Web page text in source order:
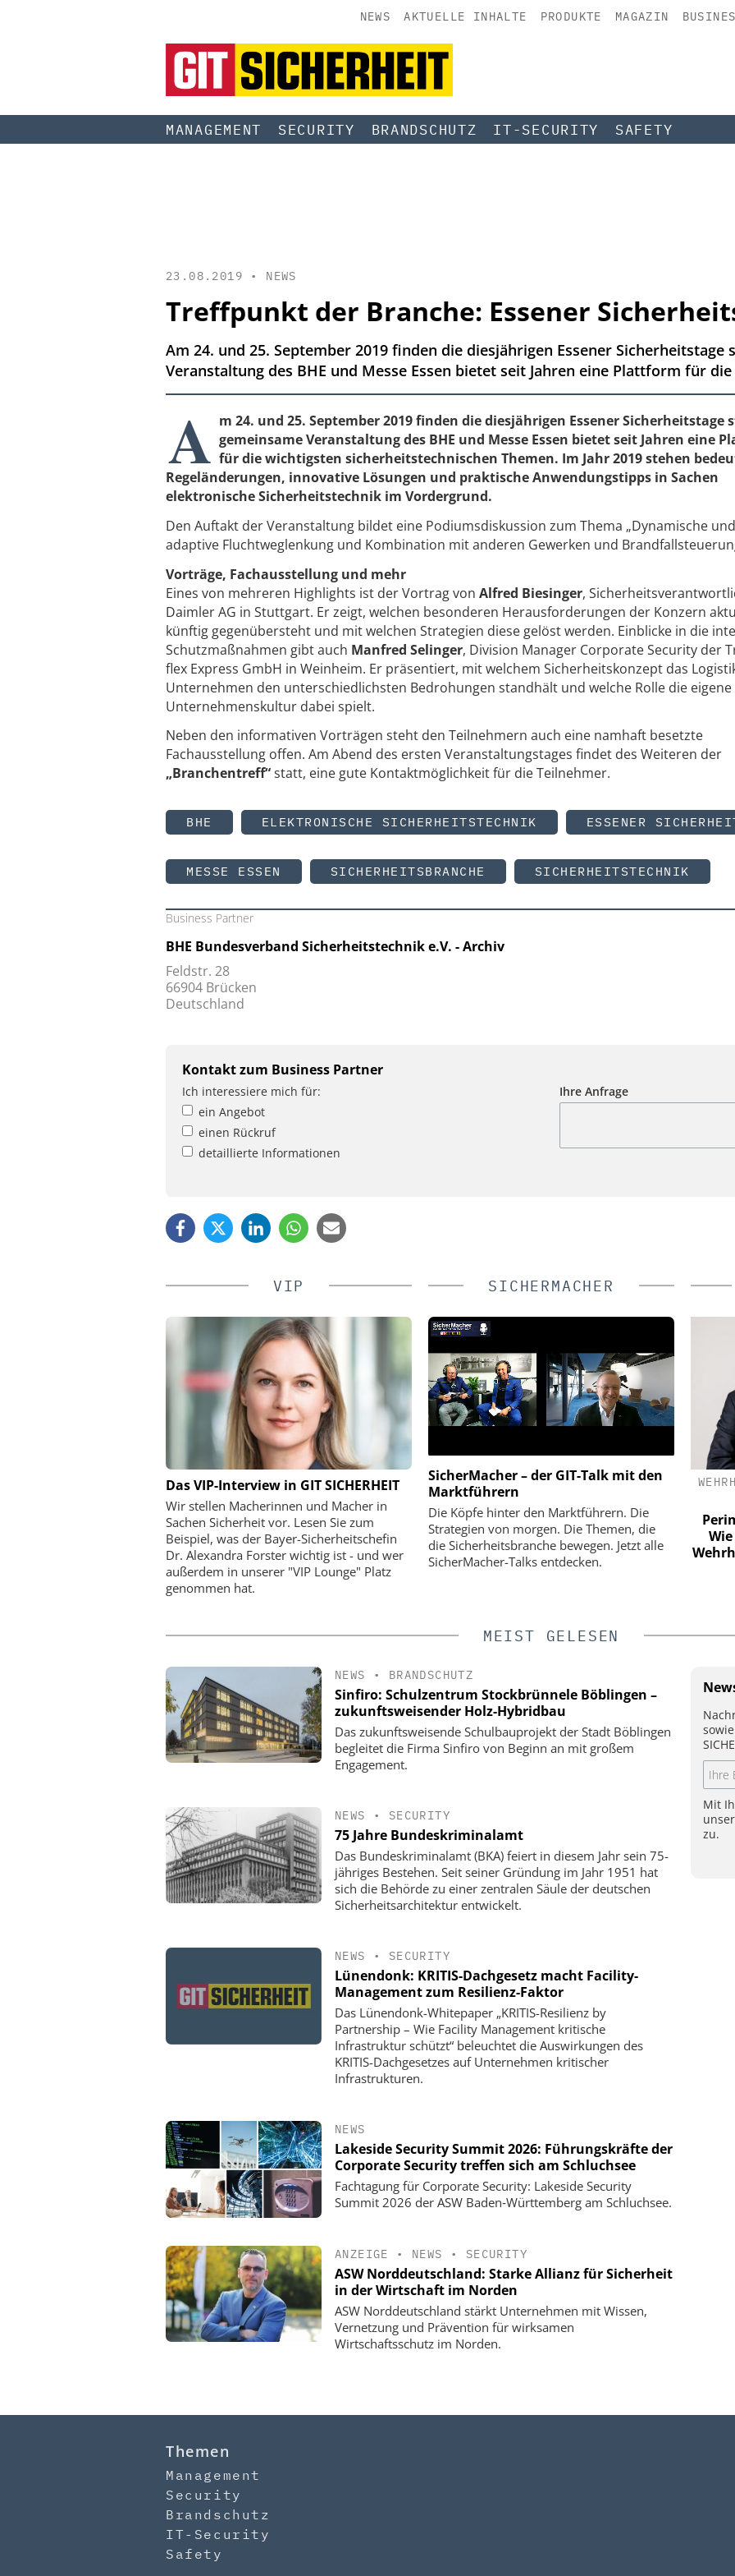
NEWS AKTUELLE INHALTE PRODUKTE MAGAZIN
MANAGEMENT SECURITY BRANDSCHUTZ IT-SECURITY SAFETY
23.08.2019 • NEWS
Treffpunkt der Branche: Essener
Am 24. und 25. September 2019 finden die diesjährigen Essener Sicherheitstage
Veranstaltung des BHE und Messe Essen bietet seit Jahren eine Plattform für die
A m 24. und 25. September 2019 finden die diesjährigen Essener Sicherheitstage
gemeinsame Veranstaltung des BHE und Messe Essen bietet seit Jahren eine
für die wichtigsten sicherheitstechnischen Themen. Im Jahr 2019 stehen
Regeländerungen, innovative Lösungen und praktische Anwendungstipps in Sachen
elektronische Sicherheitstechnik im Vordergrund.
Den Auftakt der Veranstaltung bildet eine Podiumsdiskussion zum Thema „Dynamische und
adaptive Fluchtweglenkung und Kombination mit anderen Gewerken und
Vorträge, Fachausstellung und mehr
Eines von mehreren Highlights ist der Vortrag von Alfred Biesinger,
Daimler AG in Stuttgart. Er zeigt, welchen besonderen Herausforderungen der Konzern
künftig gegenübersteht und mit welchen Strategien diese gelöst werden. Einblicke in die
Schutzmaßnahmen gibt auch Manfred Selinger, Division Manager Corporate Security der
flex Express GmbH in Weinheim. Er präsentiert, mit welchem Sicherheitskonzept das
Unternehmen den unterschiedlichsten Bedrohungen standhält und welche Rolle die eigene
Unternehmenskultur dabei spielt.
Neben den informativen Vorträgen steht den Teilnehmern auch eine namhaft besetzte
Fachausstellung offen. Am Abend des ersten Veranstaltungstages findet des Weiteren der
„Branchentreff“statt, eine gute Kontaktmöglichkeit für die Teilnehmer.
BHE ELEKTRONISCHE SICHERHEITSTECHNIK ESSENER
MESSE ESSEN SICHERHEITSBRANCHE SICHERHEITSTECHNIK
Business Partner
BHE Bundesverband Sicherheitstechnik e.V. - Archiv
Feldstr. 28
66904 Brücken
Deutschland
Kontakt zum Business Partner
Ich interessiere mich für:
ein Angebot
einen Rückruf
detaillierte Informationen
Ihre Anfrage
VIP
Das VIP-Interview in GIT SICHERHEIT
Wir stellen Macherinnen und Macher in
Sachen Sicherheit vor. Lesen Sie zum
Beispiel, was der Bayer-Sicherheitschefin
Dr. Alexandra Forster wichtig ist - und wer
außerdem in unserer "VIP Lounge" Platz
genommen hat.
SICHERMACHER
SicherMacher – der GIT-Talk mit den
Marktführern
Die Köpfe hinter den Marktführern. Die
Strategien von morgen. Die Themen, die
die Sicherheitsbranche bewegen. Jetzt alle
SicherMacher-Talks entdecken.
zertifiziert: CES macht
SEMTECH /SIERRA WIRELESS S.A.
Wie europäische Unternehmen
zuverlässige mobile
Videoüberwachung erreichen – ohne
das Budget zu sprengen
DUPONT DE NEMOURS GMBH
Tyvek APX 400 Overall: Extreme
Atmungs-Aktivität ohne
Kompromisse
MEIST GELESEN
NEWS • BRANDSCHUTZ
Sinfiro: Schulzentrum Stockbrünnele Böblingen –
zukunftsweisender Holz-Hybridbau
Das zukunftsweisende Schulbauprojekt der Stadt Böblingen
begleitet die Firma Sinfiro von Beginn an mit großem
Engagement.
NEWS • SECURITY
75 Jahre Bundeskriminalamt
Das Bundeskriminalamt (BKA) feiert in diesem Jahr sein 75-
jähriges Bestehen. Seit seiner Gründung im Jahr 1951 hat
sich die Behörde zu einer zentralen Säule der deutschen
Sicherheitsarchitektur entwickelt.
NEWS • SECURITY
Lünendonk: KRITIS-Dachgesetz macht Facility-
Management zum Resilienz-Faktor
Das Lünendonk-Whitepaper „KRITIS-Resilienz by
Partnership – Wie Facility Management kritische
Infrastruktur schützt“ beleuchtet die Auswirkungen des
KRITIS-Dachgesetzes auf Unternehmen kritischer
Infrastrukturen.
NEWS
Lakeside Security Summit 2026: Führungskräfte der
Corporate Security treffen sich am Schluchsee
Fachtagung für Corporate Security: Lakeside Security
Summit 2026 der ASW Baden‑Württemberg am Schluchsee.
ANZEIGE • NEWS • SECURITY
ASW Norddeutschland: Starke Allianz für Sicherheit
in der Wirtschaft im Norden
ASW Norddeutschland stärkt Unternehmen mit Wissen,
Vernetzung und Prävention für wirksamen
Wirtschaftsschutz im Norden.
Mit
zu.
Themen
Management
Security
Brandschutz
IT-Security
Safety